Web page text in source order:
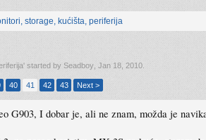
storage, kućišta, periferija
' started by Seadboy Jan 18, 2010
40 41 42 43 Next >
G903, I dobar je, ali ne znam, možda je